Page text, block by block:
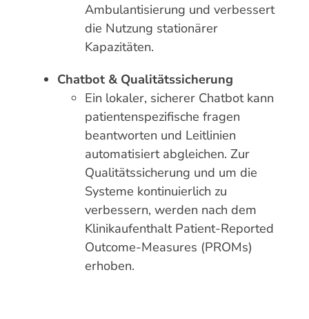
Ambulantisierung und verbessert
die Nutzung stationärer
Kapazitäten.
Chatbot & Qualitätssicherung
Ein lokaler, sicherer Chatbot kann
patientenspezifische fragen
beantworten und Leitlinien
automatisiert abgleichen. Zur
Qualitätssicherung und um die
Systeme kontinuierlich zu
verbessern, werden nach dem
Klinikaufenthalt Patient-Reported
Outcome-Measures (PROMs)
erhoben.